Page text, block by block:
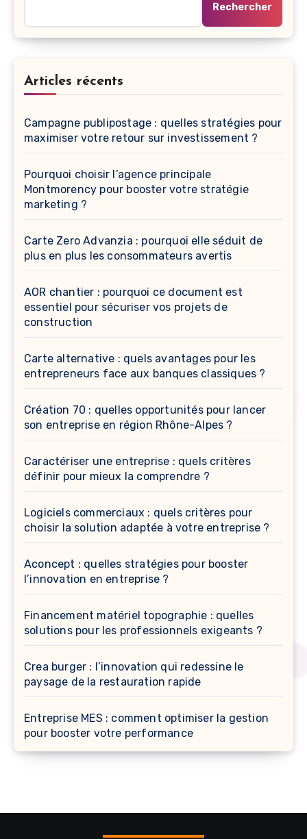
Rechercher
Articles récents
Campagne publipostage : quelles stratégies pour
maximiser votre retour sur investissement ?
Pourquoi choisir l’agence principale
Montmorency pour booster votre stratégie
marketing ?
Carte Zero Advanzia : pourquoi elle séduit de
plus en plus les consommateurs avertis
AOR chantier : pourquoi ce document est
essentiel pour sécuriser vos projets de
construction
Carte alternative : quels avantages pour les
entrepreneurs face aux banques classiques ?
Création 70 : quelles opportunités pour lancer
son entreprise en région Rhône-Alpes ?
Caractériser une entreprise : quels critères
définir pour mieux la comprendre ?
Logiciels commerciaux : quels critères pour
choisir la solution adaptée à votre entreprise ?
Aconcept : quelles stratégies pour booster
l’innovation en entreprise ?
Financement matériel topographie : quelles
solutions pour les professionnels exigeants ?
Crea burger : l’innovation qui redessine le
paysage de la restauration rapide
Entreprise MES : comment optimiser la gestion
pour booster votre performance